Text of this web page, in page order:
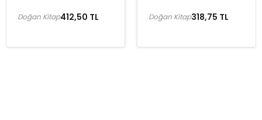
412,50 TL
Doğan Kitap 318,75 TL
Doğan Kitap